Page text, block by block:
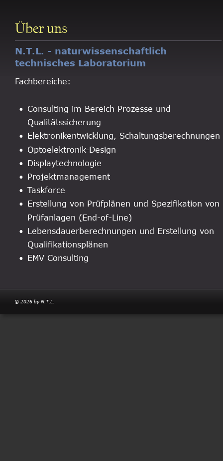
© 2026 by N.T.L.
Über uns
N.T.L. - naturwissenschaftlich
technisches Laboratorium
Fachbereiche:
• Consulting im Bereich Prozesse und
Qualitätssicherung
•
Elektronikentwicklung, Schaltungsberechnungen
• Optoelektronik-Design
• Displaytechnologie
• Projektmanagement
• Taskforce
•
Erstellung von Prüfplänen und Spezifikation von
Prüfanlagen (End-of-Line)
• Lebensdauerberechnungen und Erstellung von
Qualifikationsplänen
•
EMV Consulting